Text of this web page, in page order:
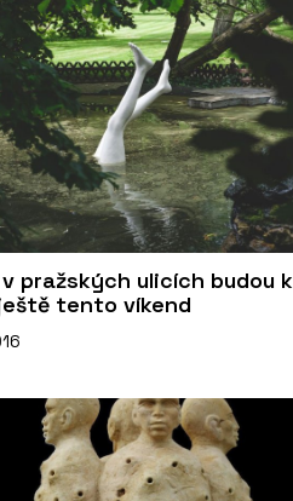
pražských ulicích budou k
tento víkend